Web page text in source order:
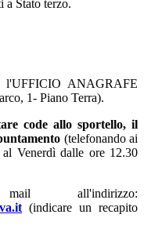
a Stato terzo.
l'UFFICIO ANAGRAFE
1- Piano Terra).
code allo sportello, il
(telefonando ai
Venerdì dalle ore 12.30
all'indirizzo:
(indicare un recapito